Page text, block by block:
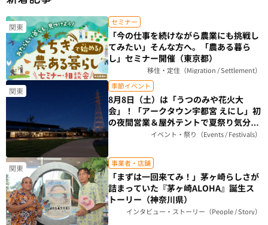
関東 セミナー
「今の仕事を続けながら農業にも挑戦し
てみたい」そんな方へ。「農ある暮ら
し」セミナー開催（東京都）
移住・定住（Migration / Settlement）
関東 季節イベント
8月8日（土）は「うつのみや花火大
会」！「アークタウン宇都宮 えにし」初
の夜間営業＆屋外テントで夏祭り気分を
楽しもう（栃木県）イベント・祭り（Events / Festivals）
関東 事業者・店舗
「まずは一回来てみ！」茅ヶ崎らしさが
詰まっていた『茅ヶ崎ALOHA』誕生ス
トーリー（神奈川県）
インタビュー・ストーリー（People / Story）